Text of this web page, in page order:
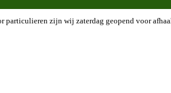
particulieren zijn wij zaterdag geopend voor